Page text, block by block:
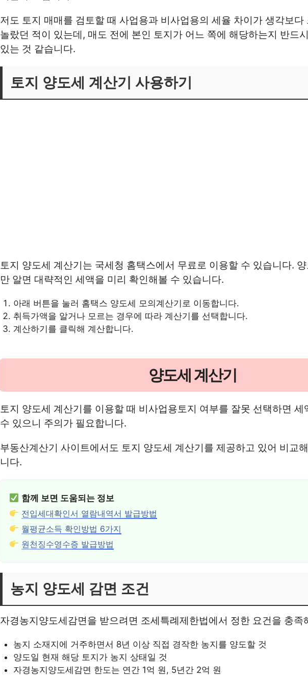
저도 토지 매매를 검토할 때 사업용과 비사업용의 세율 차이가 생각보다
놀랐던 적이 있는데, 매도 전에 본인 토지가 어느 쪽에 해당하는지 반드
있는 것 같습니다.
토지 양도세 계산기 사용하기
토지 양도세 계산기는 국세청 홈택스에서 무료로 이용할 수 있습니다.
만 알면 대략적인 세액을 미리 확인해볼 수 있습니다.
아래 버튼을 눌러 홈택스 양도세 모의계산기로 이동합니다.
취득가액을 알거나 모르는 경우에 따라 계산기를 선택합니다.
계산하기를 클릭해 계산합니다.
양도세 계산기
토지 양도세 계산기를 이용할 때 비사업용토지 여부를 잘못 선택하면 세
수 있으니 주의가 필요합니다.
부동산계산기 사이트에서도 토지 양도세 계산기를 제공하고 있어 비교
니다.
함께 보면 도움되는 정보
전입세대확인서 열람내역서 발급방법
월평균소득 확인방법 6가지
원천징수영수증 발급방법
농지 양도세 감면 조건
자경농지양도세감면을 받으려면 조세특례제한법에서 정한 요건을 충족
농지 소재지에 거주하면서 8년 이상 직접 경작한 농지를 양도할 것
양도일 현재 해당 토지가 농지 상태일 것
자경농지양도세감면 한도는 연간 1억 원, 5년간 2억 원